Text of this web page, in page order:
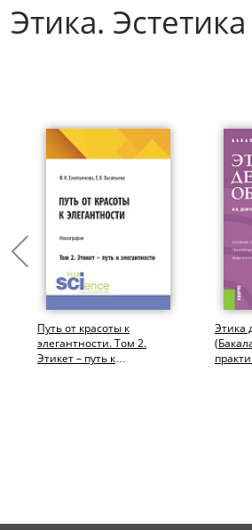
Этика. Эстетика
Путь от красоты к
элегантности. Том 2.
Этикет – путь к
Этика